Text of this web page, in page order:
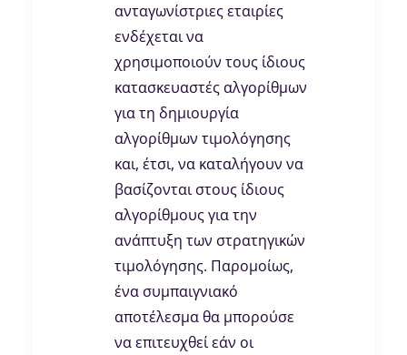
ανταγωνίστριες εταιρίες
ενδέχεται να
χρησιμοποιούν τους ίδιους
κατασκευαστές αλγορίθμων
για τη δημιουργία
αλγορίθμων τιμολόγησης
και, έτσι, να καταλήγουν να
βασίζονται στους ίδιους
αλγορίθμους για την
ανάπτυξη των στρατηγικών
τιμολόγησης. Παρομοίως,
ένα συμπαιγνιακό
αποτέλεσμα θα μπορούσε
να επιτευχθεί εάν οι